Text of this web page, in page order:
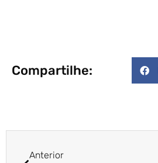
Compartilhe:
Anterior